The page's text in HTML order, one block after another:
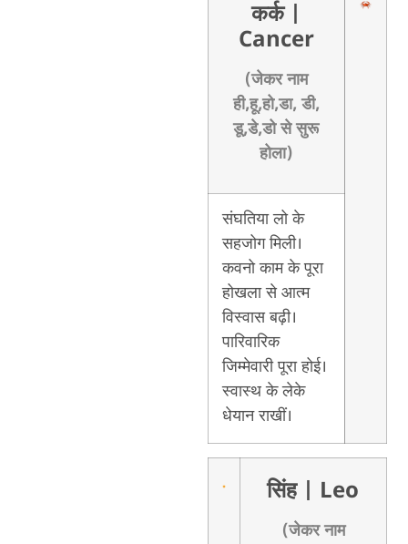
कर्क
Cancer
(जेकर नाम
ही,हू,हो,डा, डी,
डू,डे,डो से सुरू
होला)
संघतिया लो के
सहजोग मिली।
कवनो काम के पूरा
होखला से आत्म
विस्वास बढ़ी।
पारिवारिक
जिम्मेवारी पूरा होई।
स्वास्थ के लेके
धेयान राखीं।
सिंह | Leo
(जेकर नाम